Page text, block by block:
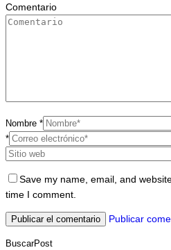
Comentario
Nombre *
*
Save my name, email, and
time I comment.
Publicar
BuscarPost